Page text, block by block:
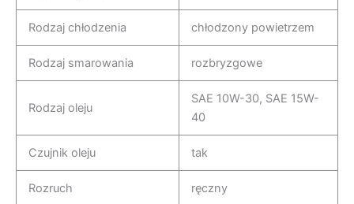
Rodzaj chłodzenia chłodzony powietrzem
Rodzaj smarowania rozbryzgowe
Rodzaj oleju
SAE 10W-30, SAE 15W-
40
Czujnik oleju tak
Rozruch ręczny